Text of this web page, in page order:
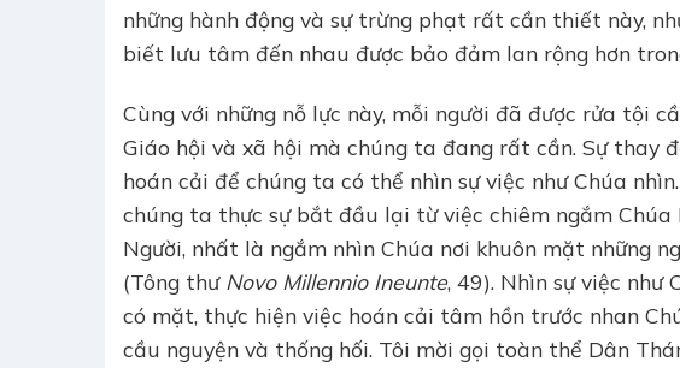
những hành động và sự trừng phạt rất cần thiết này,
biết lưu tâm đến nhau được bảo đảm lan rộng hơn
Cùng với những nỗ lực này, mỗi người đã được rửa tội
Giáo hội và xã hội mà chúng ta đang rất cần. Sự thay
hoán cải để chúng ta có thể nhìn sự việc như Chúa
chúng ta thực sự bắt đầu lại từ việc chiêm ngắm
Người, nhất là ngắm nhìn Chúa nơi khuôn mặt những
(Tông thư Novo Millennio Ineunte, 49). Nhìn sự việc như
có mặt, thực hiện việc hoán cải tâm hồn trước nhan
cầu nguyện và thống hối. Tôi mời gọi toàn thể Dân